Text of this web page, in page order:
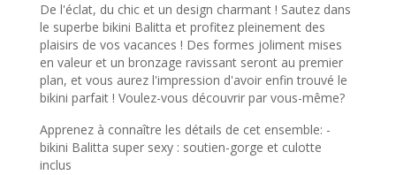
De l'éclat, du chic et un design charmant ! Sautez dans
le superbe bikini Balitta et profitez pleinement des
plaisirs de vos vacances ! Des formes joliment mises
en valeur et un bronzage ravissant seront au premier
plan, et vous aurez l'impression d'avoir enfin trouvé le
bikini parfait ! Voulez-vous découvrir par vous-même?
Apprenez à connaître les détails de cet ensemble: -
bikini Balitta super sexy : soutien-gorge et culotte
inclus